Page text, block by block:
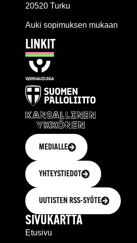
20520 Turku
Auki sopimuksen mukaan
LINKIT
MEDIALLE
YHTEYSTIEDOT
UUTISTEN RSS-SYÖTE
SIVUKARTTA
Etusivu